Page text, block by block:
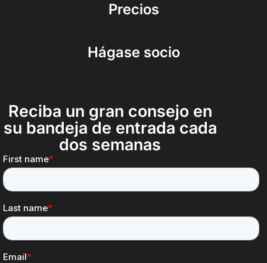
Precios
Hágase socio
Reciba un gran consejo en
su bandeja de entrada cada
dos semanas